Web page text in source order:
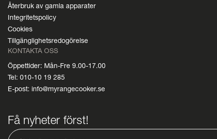
Återbruk av gamla apparater
Integritetspolicy
Cookies
Tillgänglighetsredogörelse
KONTAKTA OSS
Öppettider: Mån-Fre 9.00-17.00
Tel: 010-10 19 285
E-post: info@myrangecooker.se
Få nyheter först!